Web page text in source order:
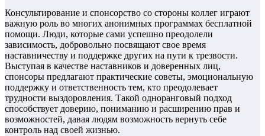
Консультирование и спонсорство со стороны коллег играют
важную роль во многих анонимных программах бесплатной
помощи. Люди, которые сами успешно преодолели
зависимость, добровольно посвящают свое время
наставничеству и поддержке других на пути к трезвости.
Выступая в качестве наставников и доверенных лиц,
спонсоры предлагают практические советы, эмоциональную
поддержку и ответственность тем, кто преодолевает
трудности выздоровления. Такой одноранговый подход
способствует доверию, пониманию и расширению прав и
возможностей, давая людям возможность вернуть себе
контроль над своей жизнью.